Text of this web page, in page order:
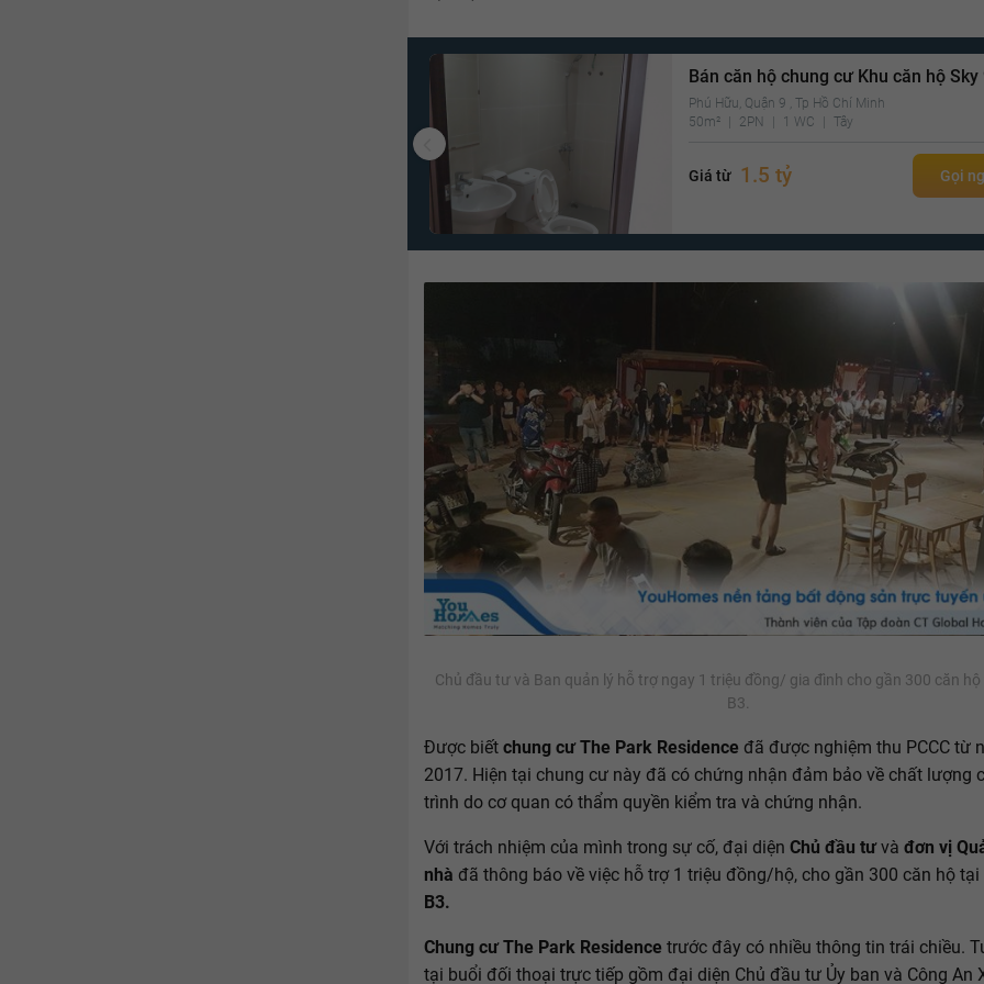
Bán căn hộ chung cư Khu căn hộ Sky
Phú Hữu, Quận 9 , Tp Hồ Chí Minh
50m²
2PN 1 WC Tây
Giá từ 1.5 tỷ Gọi
Chủ đầu tư và Ban quản lý hỗ trợ ngay 1 triệu đồng/ gia đình cho gần 300 căn hộ
B3.
Được biết chung cư The Park Residence đã được nghiệm thu PCCC từ
2017. Hiện tại chung cư này đã có chứng nhận đảm bảo về chất lượng
trình do cơ quan có thẩm quyền kiểm tra và chứng nhận.
Với trách nhiệm của mình trong sự cố, đại diện Chủ đầu tưvà đơn vị
nhà đã thông báo về việc hỗ trợ 1 triệu đồng/hộ, cho gần 300 căn hộ tại
B3.
Chung cư The Park Residence trước đây có nhiều thông tin trái chiều.
tại buổi đối thoại trực tiếp gồm đại diện Chủ đầu tư Ủy ban và Công An